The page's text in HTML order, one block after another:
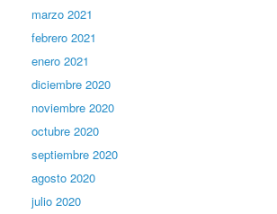
marzo 2021
febrero 2021
enero 2021
diciembre 2020
noviembre 2020
octubre 2020
septiembre 2020
agosto 2020
julio 2020